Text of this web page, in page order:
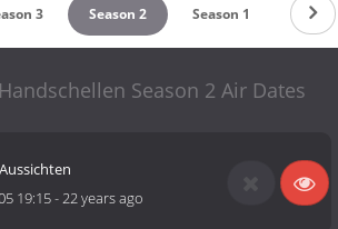
3 Season 2 Season 1
Season 2 Air Dates
19:15-22 years ago